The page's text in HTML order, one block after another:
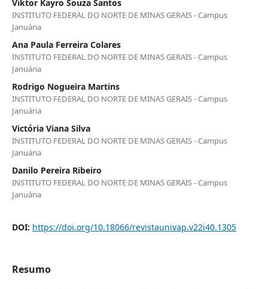
Viktor Kayro Souza Santos
INSTITUTO FEDERAL DO NORTE DE MINAS GERAIS - Campus
Januária
Ana Paula Ferreira Colares
INSTITUTO FEDERAL DO NORTE DE MINAS GERAIS - Campus
Januária
Rodrigo Nogueira Martins
INSTITUTO FEDERAL DO NORTE DE MINAS GERAIS - Campus
Januária
Victória Viana Silva
INSTITUTO FEDERAL DO NORTE DE MINAS GERAIS - Campus
Januária
Danilo Pereira Ribeiro
INSTITUTO FEDERAL DO NORTE DE MINAS GERAIS - Campus
Januária
DOI: https://doi.org/10.18066/revistaunivap.v22i40.1305
Resumo